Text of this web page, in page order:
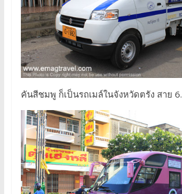
คันสีชมพู ก็เป็นรถเมล์ในจังหวัดตรัง สาย 6.